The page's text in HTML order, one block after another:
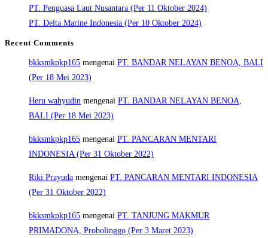
PT. Penguasa Laut Nusantara (Per 11 Oktober 2024)
PT. Delta Marine Indonesia (Per 10 Oktober 2024)
Recent Comments
bkksmkpkp165 mengenai PT. BANDAR NELAYAN BENOA, BALI
(Per 18 Mei 2023)
Heru wahyudin mengenai PT. BANDAR NELAYAN BENOA,
BALI (Per 18 Mei 2023)
bkksmkpkp165 mengenai PT. PANCARAN MENTARI
INDONESIA (Per 31 Oktober 2022)
Riki Prayuda mengenai PT. PANCARAN MENTARI INDONESIA
(Per 31 Oktober 2022)
bkksmkpkp165 mengenai PT. TANJUNG MAKMUR
PRIMADONA, Probolinggo (Per 3 Maret 2023)